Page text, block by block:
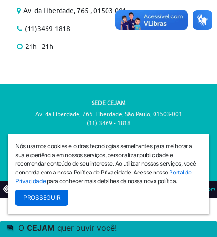
Av. da Liberdade, 765 , 01503-001
(11)3469-1818
21h - 21h
SEDE CEJAM
Av. da Liberdade, 765, Liberdade, São Paulo, 01503-001
(11) 3469 - 1818
Av. da Liberdade, 765, Liberdade, São Paulo, 01503-001
(11) 3469 - 1818
© 2026 PREVENIR É VIVER COM QUALIDADE!
Nós usamos cookies e outras tecnologias semelhantes para melhorar a
sua experiência em nossos serviços, personalizar publicidade e
recomendar conteúdo de seu interesse. Ao utilizar nossos serviços, você
concorda com a nossa Política de Privacidade. Acesse nosso Portal de
Privacidadepara conhecer mais detalhes da nossa nova política.
PROSSEGUIR
O CEJAM quer ouvir você!